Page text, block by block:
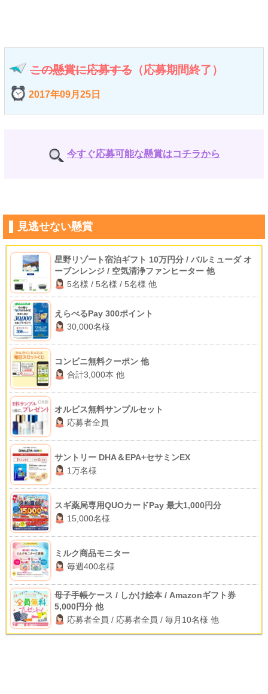
この懸賞に応募する （応募期間終了）
2017年09月25日
今すぐ応募可能な懸賞はコチラから
見逃せない懸賞
星野リゾート宿泊ギフト 10万円分 / バルミューダ オ
ーブンレンジ / 空気清浄ファンヒーター 他
5名様 / 5名様 / 5名様 他
えらべるPay 300ポイント
30,000名様
コンビニ無料クーポン 他
合計3,000本 他
オルビス無料サンプルセット
応募者全員
サントリー DHA＆EPA+セサミンEX
1万名様
スギ薬局専用QUOカードPay 最大1,000円分
15,000名様
ミルク商品モニター
毎週400名様
母子手帳ケース / しかけ絵本 / Amazonギフト券
5,000円分 他
応募者全員 / 応募者全員 / 毎月10名様 他